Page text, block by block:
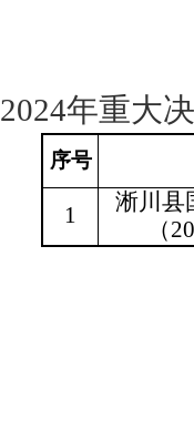
2024年重大
序号
1
淅川县
（